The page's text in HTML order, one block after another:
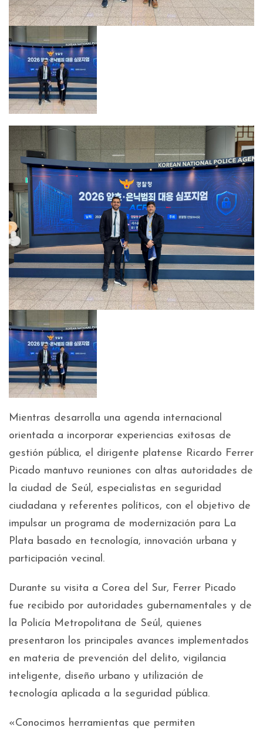
Mientras desarrolla una agenda internacional
orientada a incorporar experiencias exitosas de
gestión pública, el dirigente platense Ricardo Ferrer
Picado mantuvo reuniones con altas autoridades de
la ciudad de Seúl, especialistas en seguridad
ciudadana y referentes políticos, con el objetivo de
impulsar un programa de modernización para La
Plata basado en tecnología, innovación urbana y
participación vecinal.
Durante su visita a Corea del Sur, Ferrer Picado
fue recibido por autoridades gubernamentales y de
la Policía Metropolitana de Seúl, quienes
presentaron los principales avances implementados
en materia de prevención del delito, vigilancia
inteligente, diseño urbano y utilización de
tecnología aplicada a la seguridad pública.
«Conocimos herramientas que permiten